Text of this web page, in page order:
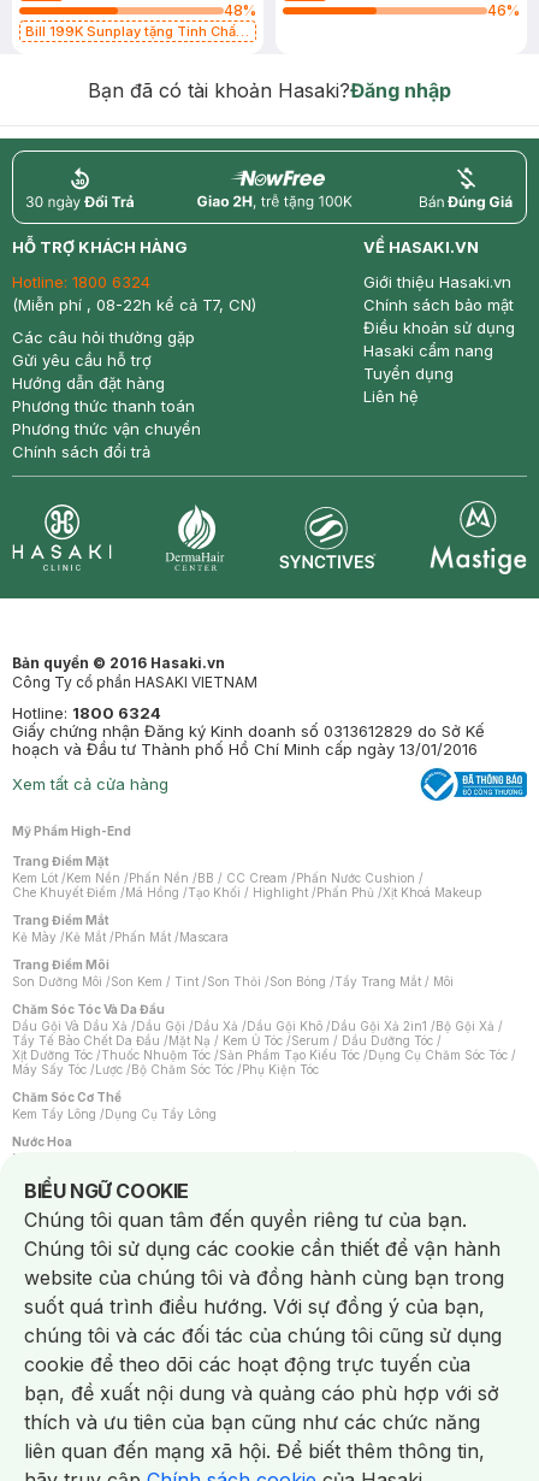
48%
Bill 199K Sunplay tặng Tinh Chất
46%
Bạn đã có tài khoản Hasaki?Đăng nhập
return nowfree price
HỖ TRỢ KHÁCH HÀNG
Hotline: 1800 6324
(Miễn phí , 08-22h kể cả T7, CN)
Các câu hỏi thường gặp
Gửi yêu cầu hỗ trợ
Hướng dẫn đặt hàng
Phương thức thanh toán
Phương thức vận chuyển
Chính sách đổi trả
VỀ HASAKI.VN
Giới thiệu Hasaki.vn
Chính sách bảo mật
Điều khoản sử dụng
Hasaki cẩm nang
Tuyển dụng
Liên hệ
Bản quyền © 2016 Hasaki.vn
Công Ty cổ phần HASAKI VIETNAM
Hotline: 1800 6324
Giấy chứng nhận Đăng ký Kinh doanh số 0313612829 do Sở Kế
hoạch và Đầu tư Thành phố Hồ Chí Minh cấp ngày 13/01/2016
Xem tất cả cửa hàng
Mỹ Phẩm High-End
Trang Điểm Mặt
Kem Lót /Kem Nền /Phấn Nền /BB / CC Cream /Phấn Nước Cushion /
Che Khuyết Điểm /Má Hồng /Tạo Khối / Highlight /Phấn Phủ /Xịt Khoá Makeup
Trang Điểm Mắt
Kẻ Mày /Kẻ Mắt /Phấn Mắt /Mascara
Trang Điểm Môi
Son Dưỡng Môi /Son Kem / Tint /Son Thỏi /Son Bóng /Tẩy Trang Mắt / Môi
Chăm Sóc Tóc Và Da Đầu
Dầu Gội Và Dầu Xả /Dầu Gội /Dầu Xả /Dầu Gội Khô /Dầu Gội Xả 2in1 /Bộ Gội Xả /
Tẩy Tế Bào Chết Da Đầu /Mặt Nạ / Kem Ủ Tóc /Serum / Dầu Dưỡng Tóc /
Xịt Dưỡng Tóc /Thuốc Nhuộm Tóc /Sản Phẩm Tạo Kiểu Tóc /Dụng Cụ Chăm Sóc Tóc /
Máy Sấy Tóc /Lược /Bộ Chăm Sóc Tóc /Phụ Kiện Tóc
Chăm Sóc Cơ Thể
Kem Tẩy Lông /Dụng Cụ Tẩy Lông
Nước Hoa
Nước Hoa Nữ
Chăm Sóc Cá Nhân
Chống Muỗi /Khẩu Trang /Máy Massage/Mặt Nạ Xông Hơi /Nước Rửa Tay/
Sản Phẩm Chăm Sóc Khác /Bàn Chải Đánh Răng /Bàn Chải Điện/
Hỗ Trợ Trắng Răng/Kem Đánh Răng /Máy Tăm Nước/ Nước Súc Miệng/
Tăm / Chỉ Nha Khoa/ Xịt Thơm Miệng / Dung Dịch Vệ Sinh/Dưỡng Vùng Kín/
Khăn Ướt Vệ Sinh Vùng Kín/Băng Vệ Sinh/Tampon/Bọt Cạo Râu /Dao Cạo Râu/
Máy Cạo Râu
Vấn Đề Về Da
Da Dầu / Lỗ Chân Lông To/ Da Khô / Mất Nước/ Da Lão Hóa/ Da Mụn/
Da Nhạy Cảm / Kích Ứng
Da Xỉn Màu Thâm / Nám / Tàn Nhang
Quầng Thâm & Bọng Mắt /Sẹo /Viêm Da Cơ Địa
Dụng Cụ / Phụ Kiện Chăm Sóc Da
Bông Tẩy Trang
Khăn Lau Mặt Khô Dụng Cụ / Máy Rửa Mặt Máy Chăm Sóc Da
Dụng Cụ Chăm Sóc Khác
BIỂU NGỮ COOKIE
Notice about cookies usage
Chúng tôi quan tâm đến quyền riêng tư của bạn.
Chúng tôi sử dụng các cookie cần thiết để vận hành
website của chúng tôi và đồng hành cùng bạn trong
suốt quá trình điều hướng. Với sự đồng ý của bạn,
chúng tôi và các đối tác của chúng tôi cũng sử dụng
cookie để theo dõi các hoạt động trực tuyến của
bạn, đề xuất nội dung và quảng cáo phù hợp với sở
thích và ưu tiên của bạn cũng như các chức năng
liên quan đến mạng xã hội. Để biết thêm thông tin,